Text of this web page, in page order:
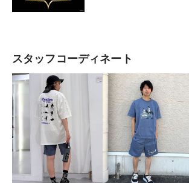
ールドが夜空の星を形成す
ド」を手にした少年ソラは
ーと一緒に、さまざまな世
ーブレード」に選ばれし者
閉じ、闇の侵攻を防ぐため
になった幼なじみのリクと
険するソラたちの物語。ソ
ィー、王様、キーブレード
ーツ」の世界をぜひお楽し
スタッフコーディネート